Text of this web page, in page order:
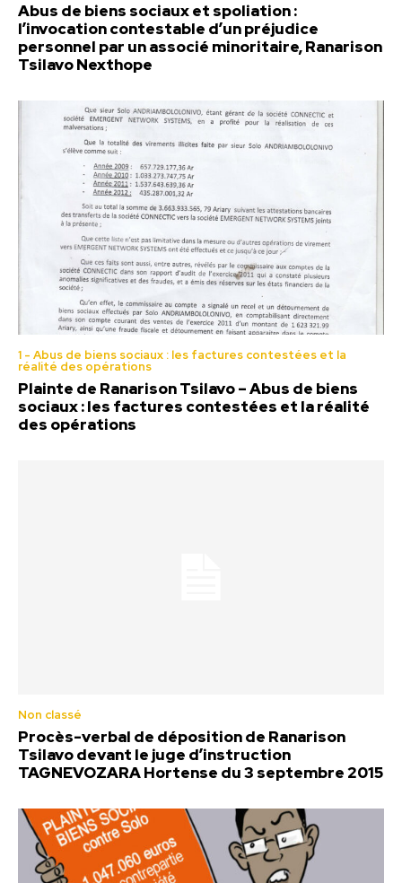
Abus de biens sociaux et spoliation :
l’invocation contestable d’un préjudice
personnel par un associé minoritaire, Ranarison
Tsilavo Nexthope
1 - Abus de biens sociaux : les factures contestées et la
réalité des opérations
Plainte de Ranarison Tsilavo – Abus de biens
sociaux : les factures contestées et la réalité
des opérations
Non classé
Procès-verbal de déposition de Ranarison
Tsilavo devant le juge d’instruction
TAGNEVOZARA Hortense du 3 septembre 2015